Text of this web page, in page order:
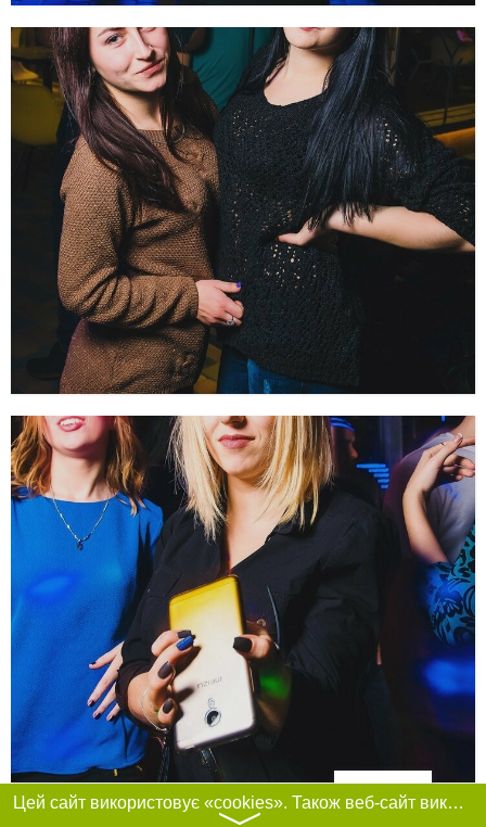
Фільтри
Цей сайт використовує «cookies». Також веб-сайт використовує інтернет-сервіс для збору технічних даних стосовно відвідувачів з метою отримання маркетингової та статистичної інформації. Умови обробки даних відвідувачів сайту див.
〉